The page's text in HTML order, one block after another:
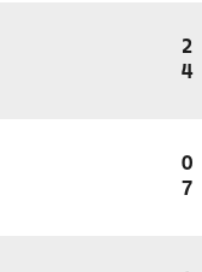
2
4
0
7